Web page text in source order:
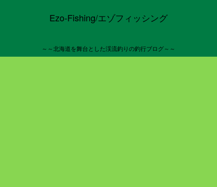
Ezo-Fishing/エゾフィッシング
～～北海道を舞台とした渓流釣りの釣行ブログ～～